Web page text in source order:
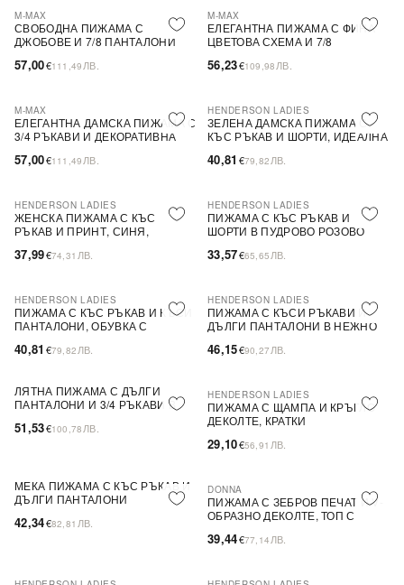
M-MAX
СВОБОДНА ПИЖАМА С
ДЖОБОВЕ И 7/8 ПАНТАЛОНИ
57,00€111,49 ЛВ.
M-MAX
ЕЛЕГАНТНА ПИЖАМА С ФИНА
ЦВЕТОВА СХЕМА И 7/8
56,23€109,98 ЛВ.
M-MAX
ЕЛЕГАНТНА ДАМСКА ПИЖАМА С
3/4 РЪКАВИ И ДЕКОРАТИВНА
57,00€111,49 ЛВ.
ПОСЛЕДНА БРОЙКА
HENDERSON LADIES
ЗЕЛЕНА ДАМСКА ПИЖАМА С
КЪС РЪКАВ И ШОРТИ, ИДЕАЛНА
40,81 €79,82 ЛВ.
HENDERSON LADIES
ЖЕНСКА ПИЖАМА С КЪС
РЪКАВ И ПРИНТ, СИНЯ,
КРОЙКА
37,99€74,31 ЛВ.
ПОСЛЕДНА БРОЙКА
HENDERSON LADIES
ПИЖАМА С КЪС РЪКАВ И
ШОРТИ В ПУДРОВО РОЗОВО
33,57€65,65 ЛВ.
HENDERSON LADIES
ПИЖАМА С КЪС РЪКАВ И КЪСИ
ПАНТАЛОНИ, ОБУВКА С
40,81 €79,82 ЛВ.
HENDERSON LADIES
ПИЖАМА С КЪСИ РЪКАВИ И
ДЪЛГИ ПАНТАЛОНИ В НЕЖНО
46,15€90,27 ЛВ.
PLUS SIZE
ЛЯТНА ПИЖАМА С ДЪЛГИ
ПАНТАЛОНИ И 3/4 РЪКАВИ В
51,53€100,78 ЛВ.
HENDERSON LADIES
ПИЖАМА С ЩАМПА И КРЪГЛО
ДЕКОЛТЕ, КРАТКИ
КОМФОРТНА
29,10€56,91 ЛВ.
МЕКА ПИЖАМА С КЪС РЪКАВ И
ДЪЛГИ ПАНТАЛОНИ
42,34€82,81 ЛВ.
ПОСЛЕДНА БРОЙКА
DONNA
ПИЖАМА С ЗЕБРОВ ПЕЧАТ И V-
ОБРАЗНО ДЕКОЛТЕ, ТОП С
ПАНТАЛОНИ
39,44€77,14 ЛВ.